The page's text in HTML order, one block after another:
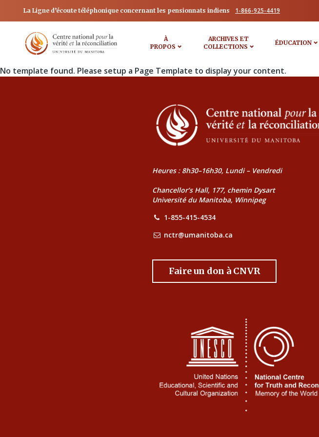
La Ligne d’écoute téléphonique concernant les pensionnats indiens 1-866-925-4419
À
PROPOS
ARCHIVES ET
COLLECTIONS
ÉDUCATION
No template found. Please setup a Page Template to display your content.
Heures : 8h30–16h30, Lundi – Vendredi
Chancellor’s Hall, 177, chemin Dysart
Université du Manitoba, Winnipeg
1-855-415-4534
nctr@umanitoba.ca
Faire un don à CNVR